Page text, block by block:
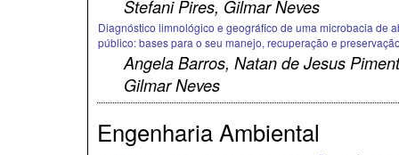
Stefani Pires, Gilmar Neves
Diagnóstico limnológico e geográfico de uma microbacia de
público: bases para o seu manejo, recuperação e
Angela Barros, Natan de Jesus
Gilmar Neves
Engenharia Ambiental